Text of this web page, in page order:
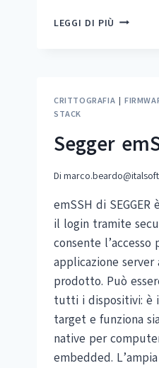
LEGGI DI PIÙ SEGGER
CRITTOGRAFIA |
STACK
Segger
Di
emSSH di
il login tramite
consente
applicazione
prodotto. Può
tutti i dispositivi: è
target e funziona
native per
embedded.